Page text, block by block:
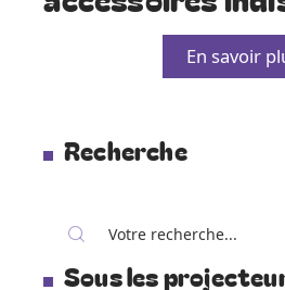
En savoir
Recherche
Sous les